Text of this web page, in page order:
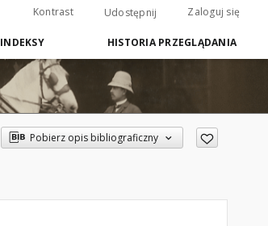
Kontrast Udostępnij Zaloguj się
INDEKSY HISTORIA PRZEGLĄDANIA
Pobierz opis bibliograficzny